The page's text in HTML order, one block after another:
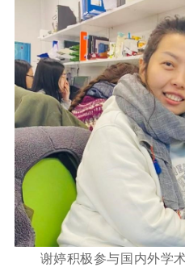
谢婷积极参与国内外学